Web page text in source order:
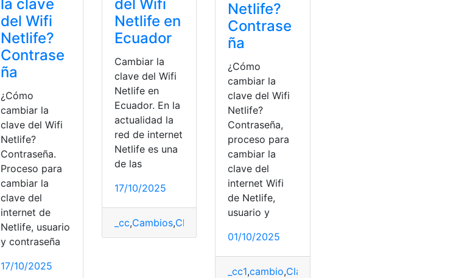
la clave
del Wifi
Netlife?
Contrase
ña
¿Cómo
cambiar la
clave del Wifi
Netlife?
Contraseña.
Proceso para
cambiar la
clave del
internet de
Netlife, usuario
y contraseña
17/10/2025
del Wifi
Netlife en
Ecuador
Cambiar la
clave del Wifi
Netlife en
Ecuador. En la
actualidad la
red de internet
Netlife es una
de las
17/10/2025
_cc,Cambios,Clave
Netlife?
Contrase
ña
¿Cómo
cambiar la
clave del Wifi
Netlife?
Contraseña,
proceso para
cambiar la
clave del
internet Wifi
de Netlife,
usuario y
01/10/2025
_cc1,cambio,Clave